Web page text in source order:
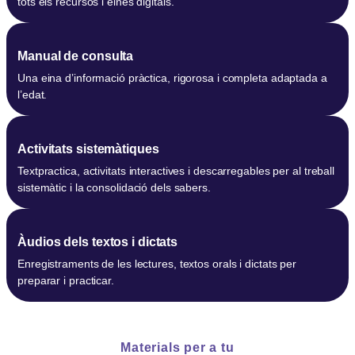
Manual de consulta
Una eina d’informació pràctica, rigorosa i completa adaptada a
l’edat.
Activitats sistemàtiques
Textpractica, activitats interactives i descarregables per al treball
sistemàtic i la consolidació dels sabers.
Àudios dels textos i dictats
Enregistraments de les lectures, textos orals i dictats per
preparar i practicar.
Materials per a tu